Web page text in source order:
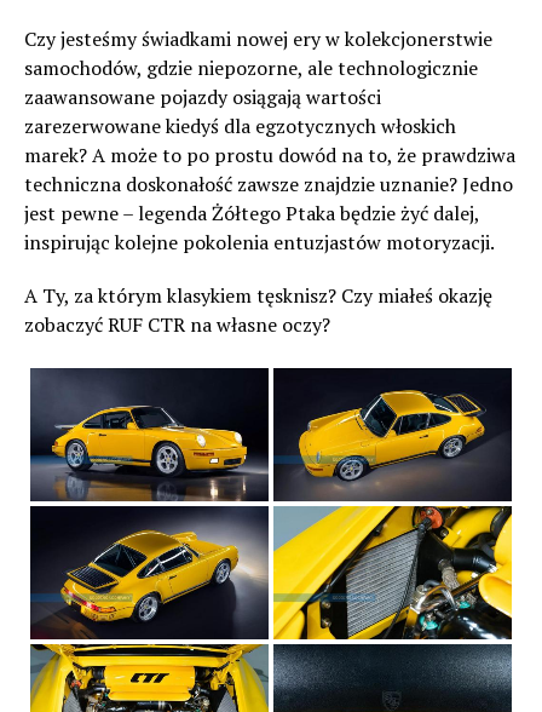
Czy jesteśmy świadkami nowej ery w kolekcjonerstwie
samochodów, gdzie niepozorne, ale technologicznie
zaawansowane pojazdy osiągają wartości
zarezerwowane kiedyś dla egzotycznych włoskich
marek? A może to po prostu dowód na to, że prawdziwa
techniczna doskonałość zawsze znajdzie uznanie? Jedno
jest pewne – legenda Żółtego Ptaka będzie żyć dalej,
inspirując kolejne pokolenia entuzjastów motoryzacji.
A Ty, za którym klasykiem tęsknisz? Czy miałeś okazję
zobaczyć RUF CTR na własne oczy?